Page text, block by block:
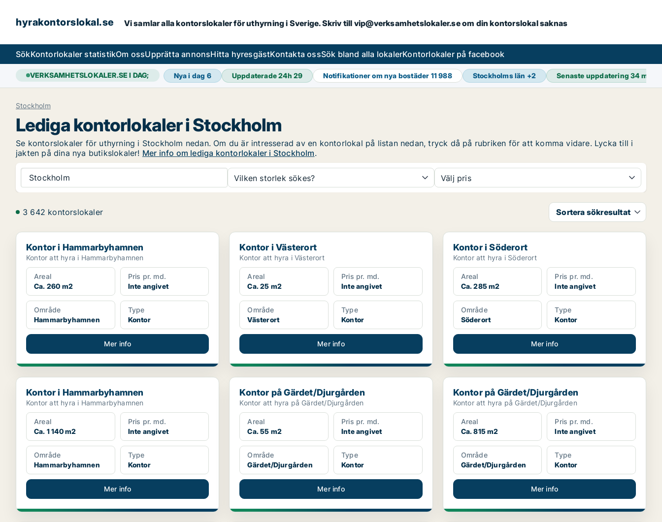
hyrakontorslokal.se Vi samlar alla kontorslokaler för uthyrning i Sverige. Skriv till vip@verksamhetslokaler.se om din kontorslokal saknas
SökKontorlokaler statistikOm ossUpprätta annonsHitta hyresgästKontakta ossSök bland alla lokalerKontorlokaler på facebook
VERKSAMHETSLOKALER.SE I DAG; Nya i dag 6 Uppdaterade 24h29 Notifikationer om nya bostäder 11 988 Stockholms län +2 Senaste uppdatering34 min
Stockholm
Lediga kontorlokaler i Stockholm
Se kontorslokaler för uthyrning i Stockholm nedan. Om du är intresserad av en kontorlokal på listan nedan, tryck då på rubriken för att komma vidare. Lycka till i
jakten på dina nya butikslokaler! Mer info om lediga kontorlokaler i Stockholm.
Stockholm Vilken storlek sökes? Välj pris
3 642 kontorslokaler Sortera sökresultat
Kontor i Hammarbyhamnen
Kontor i Hammarbyhamnen
Kontor att hyra i Hammarbyhamnen
Areal
Ca. 260 m2
Pris pr. md.
Inte angivet
Område
Hammarbyhamnen
Type
Kontor
Mer info
Kontor i Västerort
Kontor i Västerort
Kontor att hyra i Västerort
Areal
Ca. 25 m2
Pris pr. md.
Inte angivet
Område
Västerort
Type
Kontor
Mer info
Kontor i Söderort
Kontor i Söderort
Kontor att hyra i Söderort
Areal
Ca. 285 m2
Pris pr. md.
Inte angivet
Område
Söderort
Type
Kontor
Mer info
Kontor i Hammarbyhamnen
Kontor i Hammarbyhamnen
Kontor att hyra i Hammarbyhamnen
Areal
Ca. 1 140 m2
Pris pr. md.
Inte angivet
Område
Hammarbyhamnen
Type
Kontor
Mer info
Kontor på Gärdet/Djurgården
Kontor på Gärdet/Djurgården
Kontor att hyra på Gärdet/Djurgården
Areal
Ca. 55 m2
Pris pr. md.
Inte angivet
Område
Gärdet/Djurgården
Type
Kontor
Mer info
Kontor på Gärdet/Djurgården
Kontor på Gärdet/Djurgården
Kontor att hyra på Gärdet/Djurgården
Areal
Ca. 815 m2
Pris pr. md.
Inte angivet
Område
Gärdet/Djurgården
Type
Kontor
Mer info